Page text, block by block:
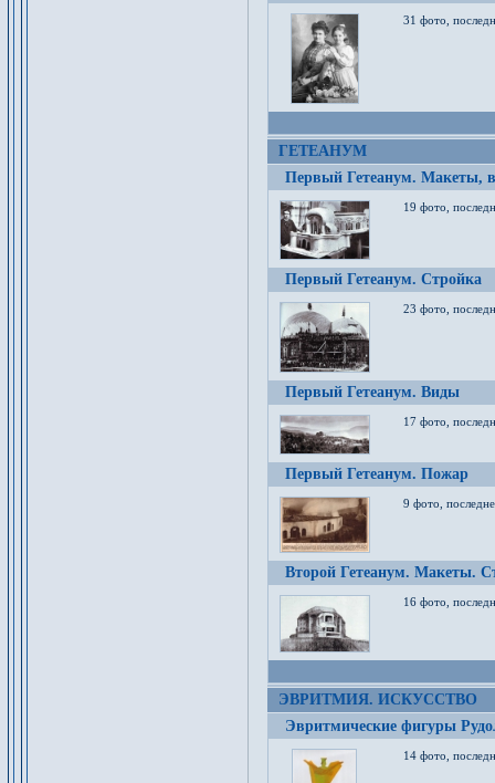
31 фото,
ГЕТЕАНУМ
Первый Гетеанум. Макеты,
19 фото,
Первый Гетеанум. Стройка
23 фото,
Первый Гетеанум. Виды
17 фото,
Первый Гетеанум. Пожар
9 фото,
Второй Гетеанум. Макеты.
16 фото,
ЭВРИТМИЯ. ИСКУССТВО
Эвритмические фигуры
14 фото,